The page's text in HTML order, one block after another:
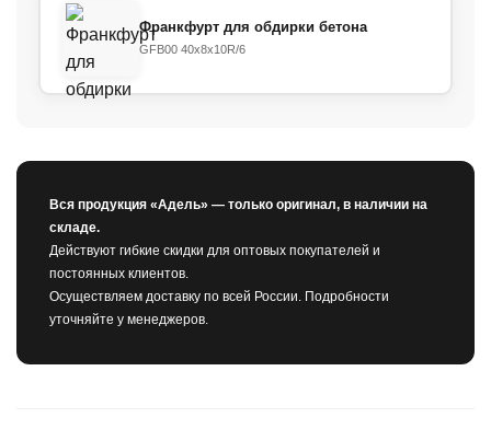
Франкфурт для обдирки бетона
GFB00 40x8x10R/6
Вся продукция «Адель» — только оригинал, в наличии на
складе.
Действуют гибкие скидки для оптовых покупателей и
постоянных клиентов.
Осуществляем доставку по всей России. Подробности
уточняйте у менеджеров.